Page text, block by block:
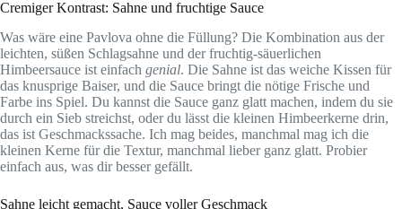
Cremiger Kontrast: Sahne und fruchtige Sauce
Was wäre eine Pavlova ohne die Füllung? Die Kombination aus der
leichten, süßen Schlagsahne und der fruchtig-säuerlichen
Himbeersauce ist einfach genial. Die Sahne ist das weiche Kissen für
das knusprige Baiser, und die Sauce bringt die nötige Frische und
Farbe ins Spiel. Du kannst die Sauce ganz glatt machen, indem du sie
durch ein Sieb streichst, oder du lässt die kleinen Himbeerkerne drin,
das ist Geschmackssache. Ich mag beides, manchmal mag ich die
kleinen Kerne für die Textur, manchmal lieber ganz glatt. Probier
einfach aus, was dir besser gefällt.
Sahne leicht gemacht, Sauce voller Geschmack